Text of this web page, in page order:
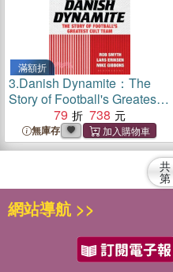
滿額折
3.Danish Dynamite：The
Story of Football's Greatest
Cult Team
79 738
無庫存
共
第
網站導航 >>